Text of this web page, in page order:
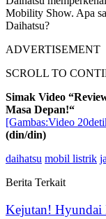
Mobility Show. Apa
Daihatsu?
ADVERTISEMENT
SCROLL TO
Simak Video “
Masa Depan!“
[Gambas:Video
(din/din)
daihatsu mobil listrik
Berita Terkait
Kejutan!